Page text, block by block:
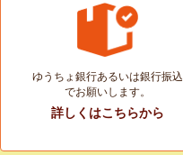
ゆうちょ銀行あるいは銀行振込
でお願いします。
詳しくはこちらから